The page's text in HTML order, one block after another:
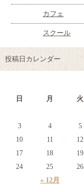
カフェ
スクール
投稿日カレンダー
日 月 火
« 12月
3
4 5
10
11 12
17
18 19
24
25 26